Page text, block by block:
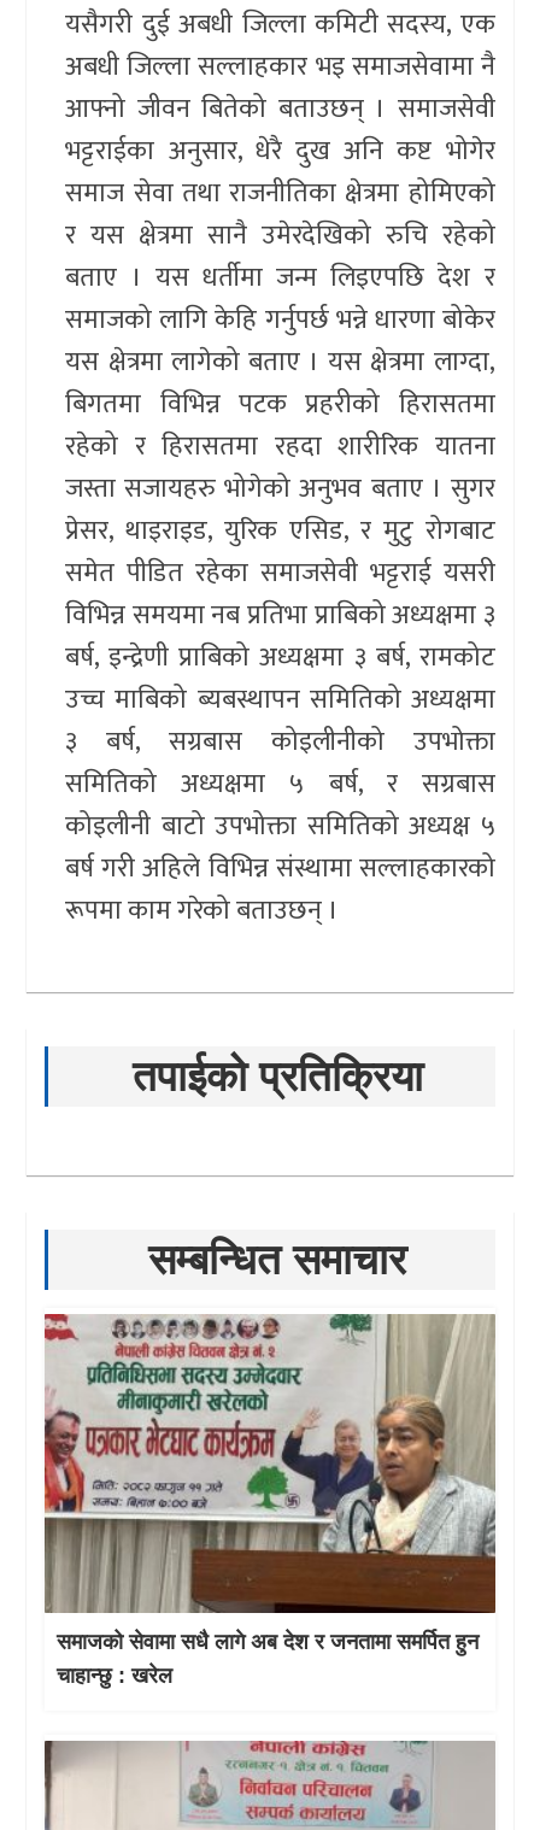
यसैगरी दुई अबधी जिल्ला कमिटी सदस्य, एक
अबधी जिल्ला सल्लाहकार भइ समाजसेवामा नै
आफ्नो जीवन बितेको बताउछन् । समाजसेवी
भट्टराईका अनुसार, धेरै दुख अनि कष्ट भोगेर
समाज सेवा तथा राजनीतिका क्षेत्रमा होमिएको
र यस क्षेत्रमा सानै उमेरदेखिको रुचि रहेको
बताए । यस धर्तीमा जन्म लिइएपछि देश र
समाजको लागि केहि गर्नुपर्छ भन्ने धारणा बोकेर
यस क्षेत्रमा लागेको बताए । यस क्षेत्रमा लाग्दा,
बिगतमा विभिन्न पटक प्रहरीको हिरासतमा
रहेको र हिरासतमा रहदा शारीरिक यातना
जस्ता सजायहरु भोगेको अनुभव बताए । सुगर
प्रेसर, थाइराइड, युरिक एसिड, र मुटु रोगबाट
समेत पीडित रहेका समाजसेवी भट्टराई यसरी
विभिन्न समयमा नब प्रतिभा प्राबिको अध्यक्षमा ३
बर्ष, इन्द्रेणी प्राबिको अध्यक्षमा ३ बर्ष, रामकोट
उच्च माबिको ब्यबस्थापन समितिको अध्यक्षमा
३ बर्ष, सग्रबास कोइलीनीको उपभोक्ता
समितिको अध्यक्षमा ५ बर्ष, र सग्रबास
कोइलीनी बाटो उपभोक्ता समितिको अध्यक्ष ५
बर्ष गरी अहिले विभिन्न संस्थामा सल्लाहकारको
रूपमा काम गरेको बताउछन् ।
तपाईको प्रतिक्रिया
सम्बन्धित समाचार
समाजको सेवामा सधै लागे अब देश र जनतामा समर्पित हुन
चाहान्छु : खरेल